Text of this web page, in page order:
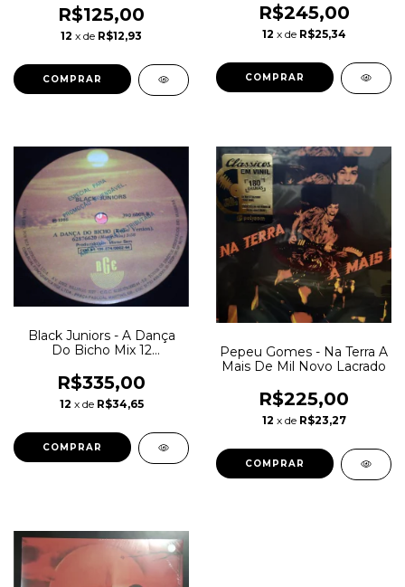
Miami Bass RnB
R$125,00
12 x de R$12,93
R$245,00
12 x de R$25,34
Black Juniors - A Dança
Do Bicho Mix 12
R$335,00
12 x de R$34,65
Pepeu Gomes - Na Terra A
Mais De Mil Novo Lacrado
R$225,00
12 x de R$23,27